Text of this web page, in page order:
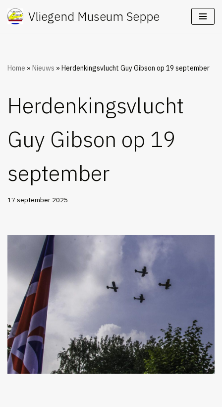
Ga
Vliegend Museum Seppe
Home » Nieuws » Herdenkingsvlucht Guy Gibson op 19 september
Herdenkingsvlucht
Guy Gibson op 19
september
17 september 2025